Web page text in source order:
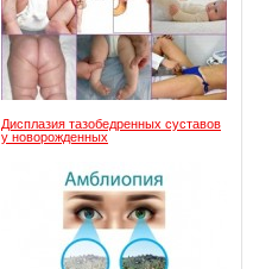
Дисплазия тазобедренных суставов
у новорожденных